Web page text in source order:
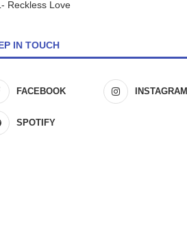
Reckless Love
IN TOUCH
FACEBOOK INSTAGRAM
SPOTIFY